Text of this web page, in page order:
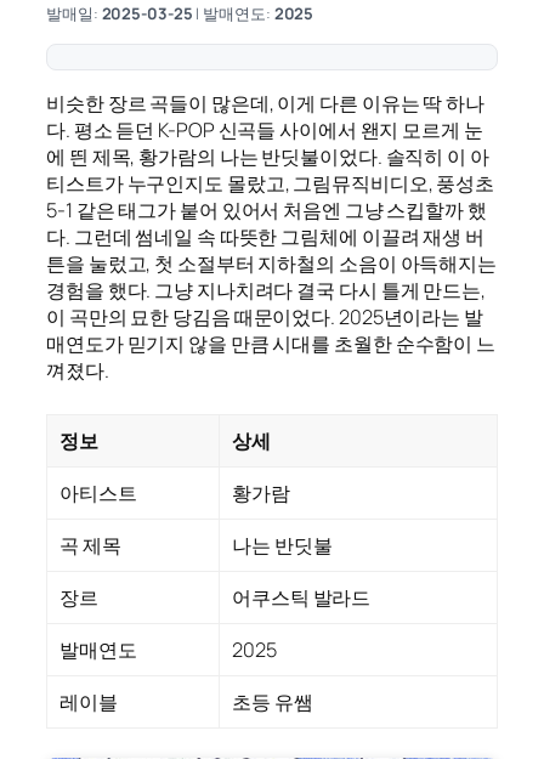
발매일: 2025-03-25 | 발매연도: 2025
비슷한 장르 곡들이 많은데, 이게 다른 이유는 딱 하나
다. 평소 듣던 K-POP 신곡들 사이에서 왠지 모르게 눈
에 띈 제목, 황가람의 나는 반딧불이었다. 솔직히 이 아
티스트가 누구인지도 몰랐고, 그림뮤직비디오, 풍성초
5-1 같은 태그가 붙어 있어서 처음엔 그냥 스킵할까 했
다. 그런데 썸네일 속 따뜻한 그림체에 이끌려 재생 버
튼을 눌렀고, 첫 소절부터 지하철의 소음이 아득해지는
경험을 했다. 그냥 지나치려다 결국 다시 틀게 만드는,
이 곡만의 묘한 당김음 때문이었다. 2025년이라는 발
매연도가 믿기지 않을 만큼 시대를 초월한 순수함이 느
껴졌다.
정보
상세
아티스트
황가람
곡 제목
나는 반딧불
장르
어쿠스틱 발라드
발매연도
2025
레이블
초등 유쌤